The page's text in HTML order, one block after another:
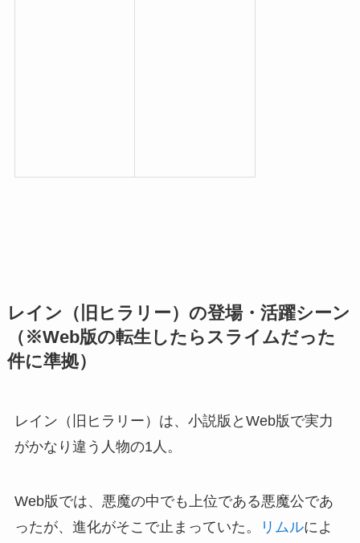
レイン（旧ヒラリー）の登場・活躍シーン
（※Web版の転生したらスライムだった
件に準拠）
レイン（旧ヒラリー）は、小説版とWeb版で実力
がかなり違う人物の1人。
Web版では、悪魔の中でも上位である悪魔公であ
ったが、進化がそこで止まっていた。
リムルによ